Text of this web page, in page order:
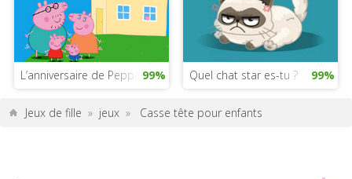
L’anniversaire de Peppa Pig
99% Quel chat star es-tu ? 99%
Jeux de fille » jeux » Casse tête pour enfants